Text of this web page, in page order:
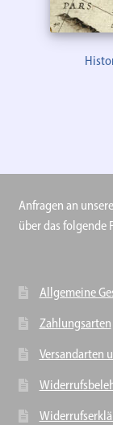
Anfragen an
über das folgende
Allgemeine
Zahlungsarten
Versandarten